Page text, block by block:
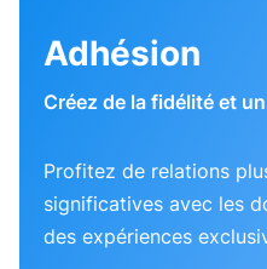
Adhésion
Créez de la fidélité et
Profitez de relations
significatives avec les
des expériences